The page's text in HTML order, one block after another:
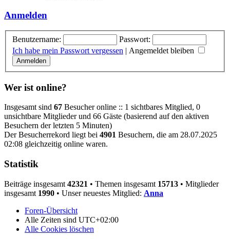
Anmelden
Benutzername:
Passwort:
Ich habe mein Passwort vergessen | Angemeldet bleiben
Wer ist online?
Insgesamt sind 67 Besucher online :: 1 sichtbares Mitglied, 0
unsichtbare Mitglieder und 66 Gäste (basierend auf den aktiven
Besuchern der letzten 5 Minuten)
Der Besucherrekord liegt bei 4901 Besuchern, die am 28.07.2025
02:08 gleichzeitig online waren.
Statistik
Beiträge insgesamt 42321 • Themen insgesamt 15713 • Mitglieder
insgesamt 1990 • Unser neuestes Mitglied: Anna
Foren-Übersicht
Alle Zeiten sind UTC+02:00
Alle Cookies löschen